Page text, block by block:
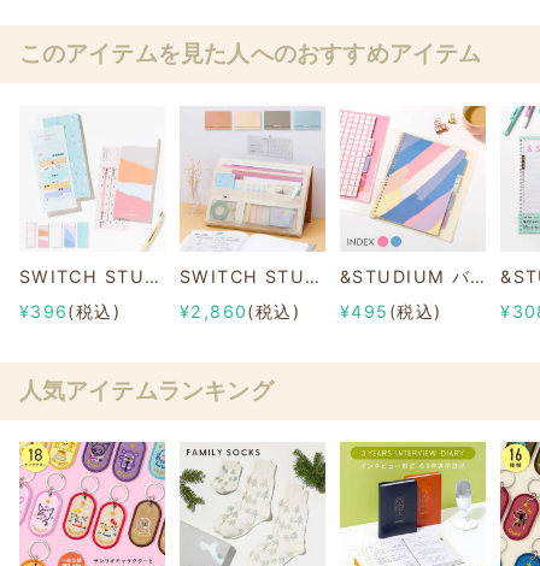
このアイテムを見た人へのおすすめアイテム
SWITCH STUDY MANAGEMENT CARD
¥396(税込)
SWITCH STUDY TOOL POUCH
¥2,860(税込)
&STUDIUM バインダー用インデックスシート ＜B5＞
¥495 (税込)
人気アイテムランキング